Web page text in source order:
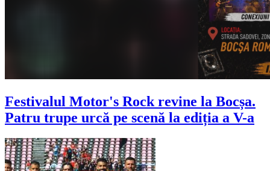
Festivalul Motor's Rock revine la Bocșa.
Patru trupe urcă pe scenă la ediția a V-a